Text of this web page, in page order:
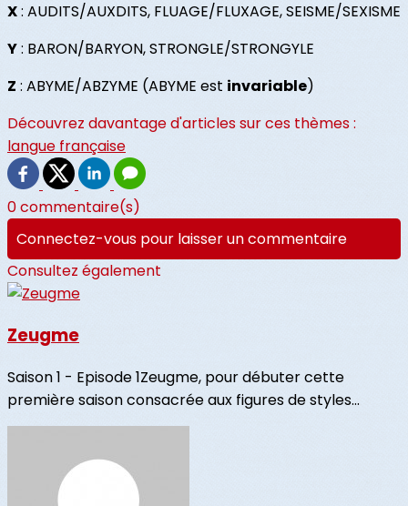
X: AUDITS/AUXDITS, FLUAGE/FLUXAGE, SEISME/SEXISME
Y: BARON/BARYON, STRONGLE/STRONGYLE
Z : ABYME/ABZYME (ABYME est invariable)
Découvrez davantage d'articles sur ces thèmes :
langue française
0 commentaire(s)
Connectez-vous pour laisser un commentaire
Consultez également
Zeugme
Saison 1 - Episode 1Zeugme, pour débuter cette
première saison consacrée aux figures de styles...